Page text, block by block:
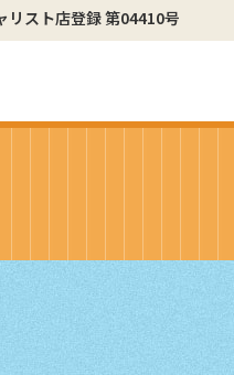
リスト店登録 第04410号